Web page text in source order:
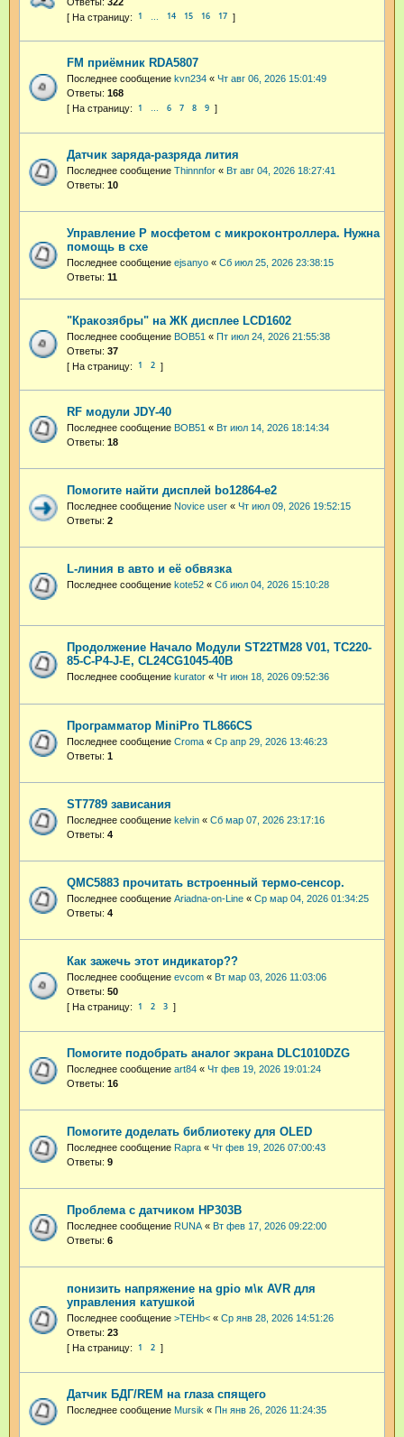
1 14 15 16 17
FM приёмник RDA5807
Последнее сообщение kvn234 « Чт авг 06, 2026 15:01:49
Ответы: 168
1 … 6 7 8 9
Датчик заряда-разряда лития
Последнее сообщение Thinnnfor « Вт авг 04, 2026 18:27:41
Ответы: 10
Управление P мосфетом с микроконтроллера. Нужна
помощь в схе
Последнее сообщение ejsanyo « Сб июл 25, 2026 23:38:15
Ответы: 11
"Кракозябры" на ЖК дисплее LCD1602
Последнее сообщение BOB51 « Пт июл 24, 2026 21:55:38
Ответы: 37
1 2
RF модули JDY-40
Последнее сообщение BOB51 « Вт июл 14, 2026 18:14:34
Ответы: 18
Помогите найти дисплей bo12864-e2
Последнее сообщение Novice user « Чт июл 09, 2026 19:52:15
Ответы: 2
L-линия в авто и её обвязка
Последнее сообщение kote52 « Сб июл 04, 2026 15:10:28
Продолжение Начало Модули ST22TM28 V01, TC220-
85-C-P4-J-E, CL24CG1045-40B
Последнее сообщение kurator « Чт июн 18, 2026 09:52:36
Программатор MiniPro TL866CS
Последнее сообщение Croma « Ср апр 29, 2026 13:46:23
Ответы: 1
ST7789 зависания
Последнее сообщение kelvin « Сб мар 07, 2026 23:17:16
Ответы: 4
QMC5883 прочитать встроенный термо-сенсор.
Последнее сообщение Ariadna-on-Line « Ср мар 04, 2026 01:34:25
Ответы: 4
Как зажечь этот индикатор??
Последнее сообщение evcom « Вт мар 03, 2026 11:03:06
Ответы: 50
1 2 3
Помогите подобрать аналог экрана DLC1010DZG
Последнее сообщение art84 « Чт фев 19, 2026 19:01:24
Ответы: 16
Помогите доделать библиотеку для OLED
Последнее сообщение Rapra « Чт фев 19, 2026 07:00:43
Ответы: 9
Проблема с датчиком HP303B
Последнее сообщение RUNA « Вт фев 17, 2026 09:22:00
Ответы: 6
понизить напряжение на gpio м\к AVR для
управления катушкой
Последнее сообщение >TEHb< « Ср янв 28, 2026 14:51:26
Ответы: 23
1 2
Датчик БДГ/REM на глаза спящего
Последнее сообщение Mursik « Пн янв 26, 2026 11:24:35